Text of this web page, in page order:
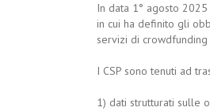
In data 1° agosto
in cui ha definito gli
servizi di crowdfunding
I CSP sono tenuti ad
1) dati strutturati sulle